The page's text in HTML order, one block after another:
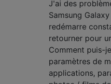
J'ai des
Samsung
redémarre
retourner pour
Comment puis-
paramètres de
applications,